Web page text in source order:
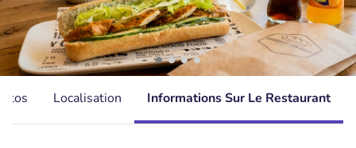
Localisation Informations Sur Le Restaurant